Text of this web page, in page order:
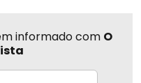
informado com O